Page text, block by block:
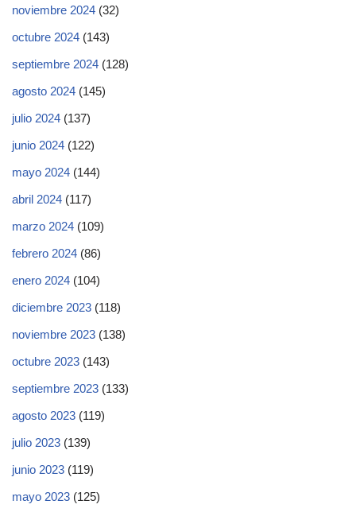
noviembre 2024 (32)
octubre 2024 (143)
septiembre 2024 (128)
agosto 2024 (145)
julio 2024 (137)
junio 2024 (122)
mayo 2024 (144)
abril 2024 (117)
marzo 2024 (109)
febrero 2024 (86)
enero 2024 (104)
diciembre 2023 (118)
noviembre 2023 (138)
octubre 2023 (143)
septiembre 2023 (133)
agosto 2023 (119)
julio 2023 (139)
junio 2023 (119)
mayo 2023 (125)